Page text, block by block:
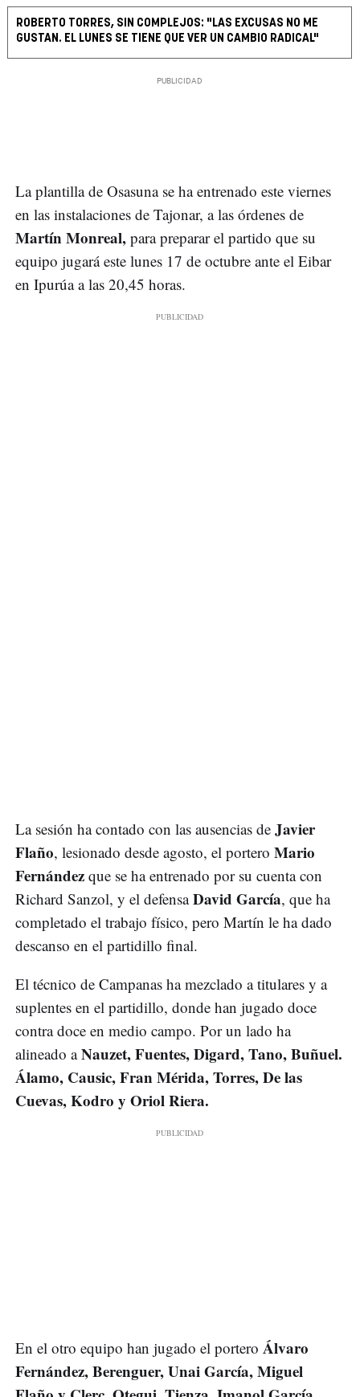
ROBERTO TORRES, SIN COMPLEJOS: "LAS EXCUSAS NO ME
GUSTAN. EL LUNES SE TIENE QUE VER UN CAMBIO RADICAL"
La plantilla de Osasuna se ha entrenado este viernes
en las instalaciones de Tajonar, a las órdenes de
Martín Monreal, para preparar el partido que su
equipo jugará este lunes 17 de octubre ante el Eibar
en Ipurúa a las 20,45 horas.
La sesión ha contado con las ausencias de Javier
Flaño, lesionado desde agosto, el portero Mario
Fernández que se ha entrenado por su cuenta con
Richard Sanzol, y el defensaDavid García, que ha
completado el trabajo físico, pero Martín le ha dado
descanso en el partidillo final.
El técnico de Campanas ha mezclado a titulares y a
suplentes en el partidillo, donde han jugado doce
contra doce en medio campo. Por un lado ha
alineado aNauzet, Fuentes, Digard, Tano, Buñuel.
Álamo, Causic, Fran Mérida, Torres, De las
Cuevas, Kodro y Oriol Riera.
En el otro equipo han jugado el portero Álvaro
Fernández, Berenguer, Unai García, Miguel